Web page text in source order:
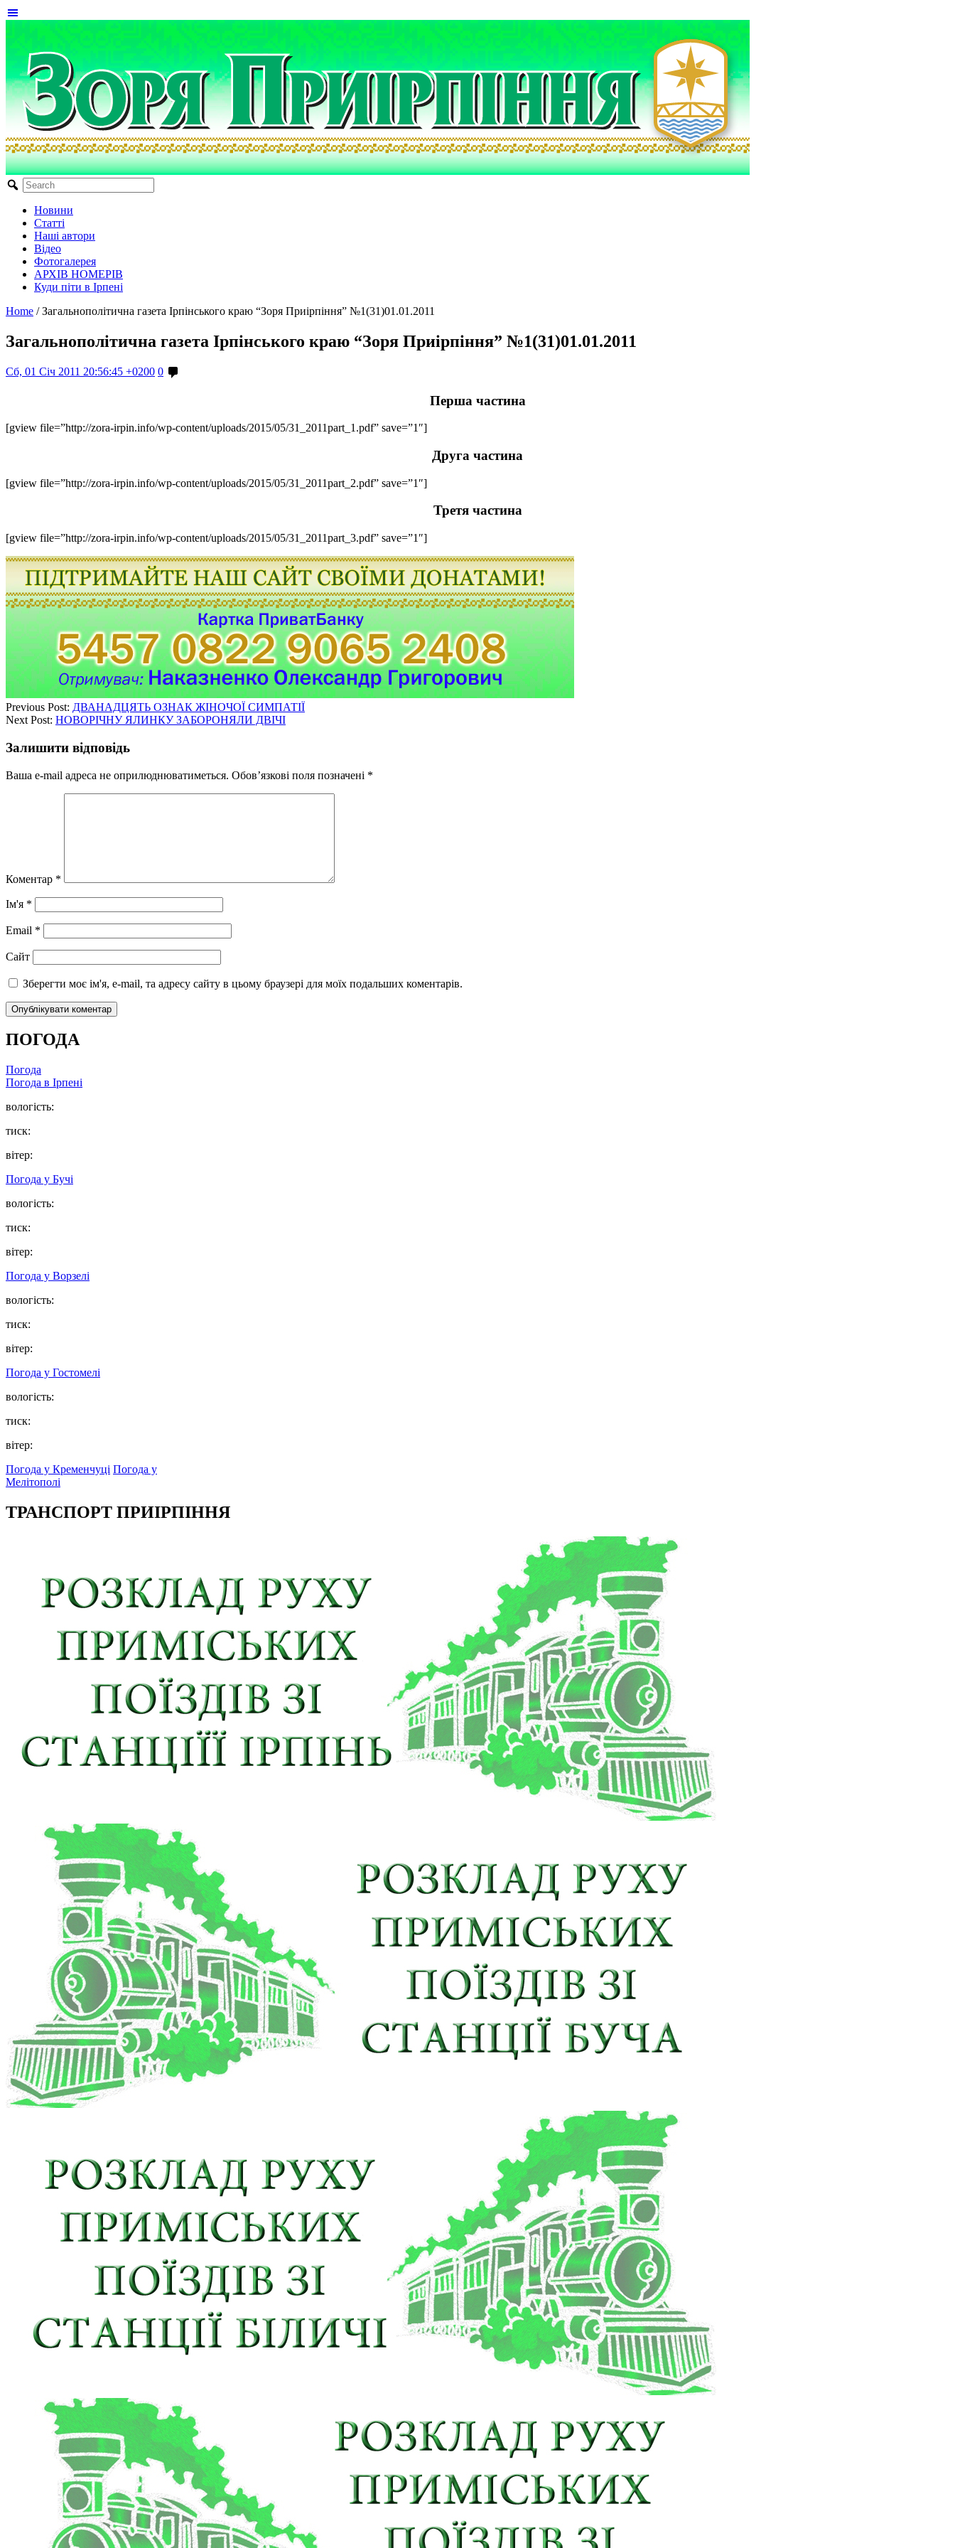
Новини
Статті
Наші автори
Відео
Фотогалерея
АРХІВ НОМЕРІВ
Куди піти в Ірпені
Home / Загальнополітична газета Ірпінського краю “Зоря Приірпіння” №1(31)01.01.2011
Загальнополітична газета Ірпінського краю “Зоря Приірпіння” №1(31)01.01.2011
Сб, 01 Січ 2011 20:56:45 +0200 0
Перша частина
[gview file=”http://zora-irpin.info/wp-content/uploads/2015/05/31_2011part_1.pdf” save=”1″]
Друга частина
[gview file=”http://zora-irpin.info/wp-content/uploads/2015/05/31_2011part_2.pdf” save=”1″]
Третя частина
[gview file=”http://zora-irpin.info/wp-content/uploads/2015/05/31_2011part_3.pdf” save=”1″]
Previous Post: ДВАНАДЦЯТЬ ОЗНАК ЖІНОЧОЇ СИМПАТІЇ
Next Post: НОВОРІЧНУ ЯЛИНКУ ЗАБОРОНЯЛИ ДВІЧІ
Залишити відповідь
Ваша e-mail адреса не оприлюднюватиметься. Обов’язкові поля позначені *
Коментар *
Ім'я *
Email *
Сайт
Зберегти моє ім'я, e-mail, та адресу сайту в цьому браузері для моїх подальших коментарів.
ПОГОДА
Погода
Погода в Ірпені
вологість:
тиск:
вітер:
Погода у Бучі
вологість:
тиск:
вітер:
Погода у Ворзелі
вологість:
тиск:
вітер:
Погода у Гостомелі
вологість:
тиск:
вітер:
Погода у Кременчуці Погода у
Мелітополі
ТРАНСПОРТ ПРИІРПІННЯ